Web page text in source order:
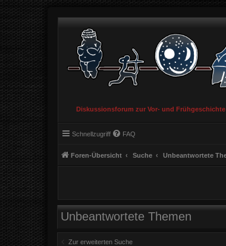
Diskussionsforum zur Vor- und
Schnellzugriff FAQ
Foren-Übersicht Suche Unbeantwortete
Unbeantwortete Themen
Zur erweiterten Suche